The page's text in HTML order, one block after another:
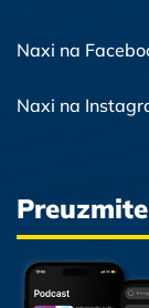
Naxi na
Naxi na